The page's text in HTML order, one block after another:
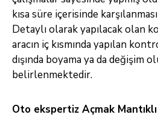
kısa süre içerisinde
Detaylı olarak yapılacak olan
aracın iç kısmında yapılan
dışında boyama ya da değişim
belirlenmektedir.
Oto ekspertiz Açmak Mantıklı